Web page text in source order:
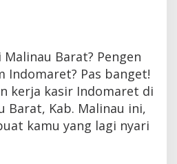
Barat? Pengen
Indomaret? Pas banget!
kerja kasir Indomaret di
Barat, Kab. Malinau ini,
kamu yang lagi nyari